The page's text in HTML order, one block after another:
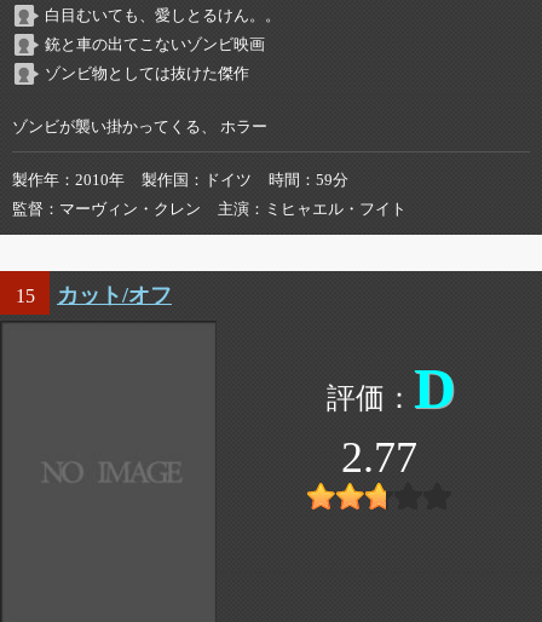
白目むいても、愛しとるけん。。
銃と車の出てこないゾンビ映画
ゾンビ物としては抜けた傑作
ゾンビが襲い掛かってくる、 ホラー
製作年 2010年 製作国 ドイツ 時間
59分
監督
マーヴィン・クレン 主演 ミヒャエル・フイト
15 カット/オフ
D
2.77